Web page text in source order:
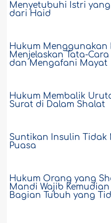
Menyetubuhi Istri
dari Haid
Hukum Menggunakan
Menjelaskan Tata-
dan Mengafani Mayat
Hukum Membalik
Surat di Dalam Shalat
Suntikan Insulin Tidak
Puasa
Hukum Orang yang
Mandi Wajib
Bagian Tubuh yang